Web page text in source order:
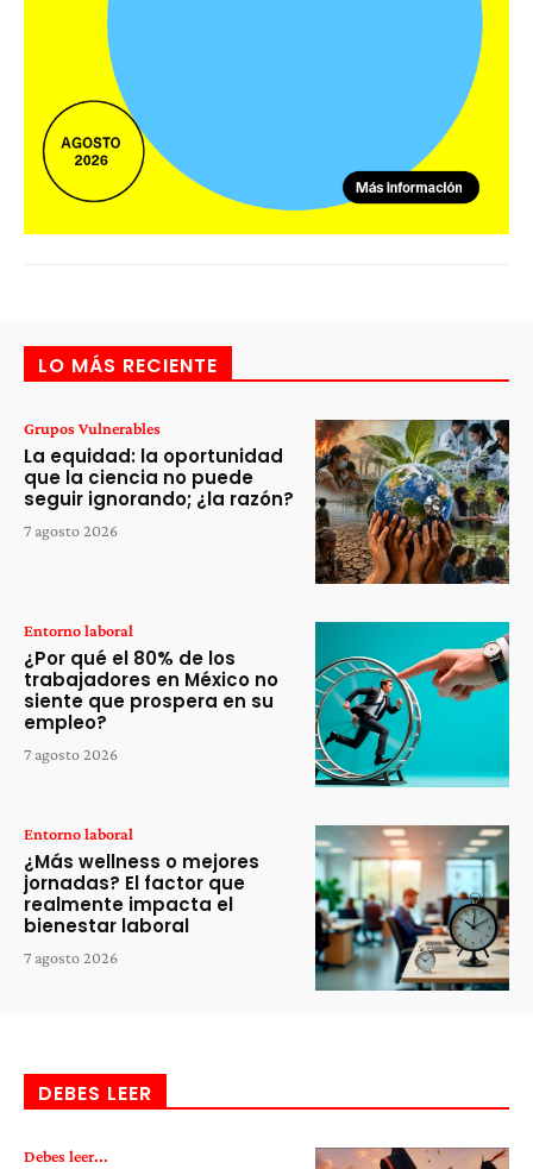
LO MÁS RECIENTE
Grupos Vulnerables
La equidad: la oportunidad
que la ciencia no puede
seguir ignorando; ¿la razón?
7 agosto 2026
Entorno laboral
¿Por qué el 80% de los
trabajadores en México no
siente que prospera en su
empleo?
7 agosto 2026
Entorno laboral
¿Más wellness o mejores
jornadas? El factor que
realmente impacta el
bienestar laboral
7 agosto 2026
DEBES LEER
Debes leer...